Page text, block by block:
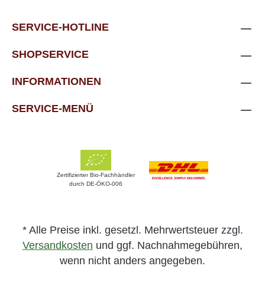
SERVICE-HOTLINE
SHOPSERVICE
INFORMATIONEN
SERVICE-MENÜ
Zertifizierter Bio-Fachhändler
durch DE-ÖKO-006
* Alle Preise inkl. gesetzl. Mehrwertsteuer zzgl.
Versandkosten und ggf. Nachnahmegebühren,
wenn nicht anders angegeben.